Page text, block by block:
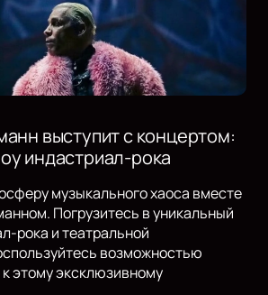
выступит с концертом:
индастриал-рока
музыкального хаоса вместе
Погрузитесь в уникальный
рока и театральной
возможностью
этому эксклюзивному